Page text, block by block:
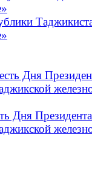
Дня Президента